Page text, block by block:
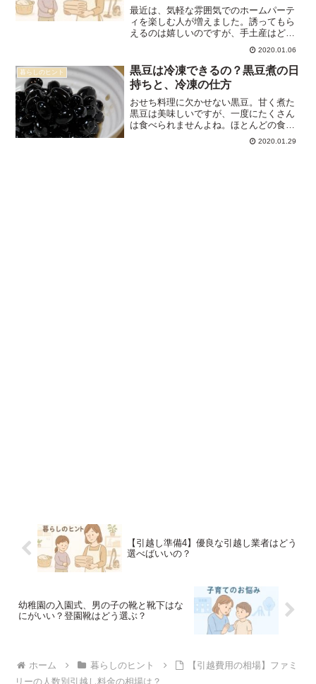
最近は、気軽な雰囲気でのホームパーテ
ィを楽しむ人が増えました。誘ってもら
えるのは嬉しいのですが、手土産はどの
ように選んだらいいのでしょうか？注意
したい点や子供がいる場合の配慮とはな
んでしょうか？ホームパーティーの手土
産におすすめ「フルーツ」...
2020.01.06
暮らしのヒント
黒豆は冷凍できるの？黒豆煮の日
持ちと、冷凍の仕方
おせち料理に欠かせない黒豆。甘く煮た
黒豆は美味しいですが、一度にたくさん
は食べられませんよね。ほとんどの食材
は冷凍することで日持ちが長くなると言
われますが、黒豆煮も冷凍できるのか気
2020.01.29
【引越し準備4】優良な引越し業者はどう
選べばいいの？
幼稚園の入園式、男の子の靴と靴下はな
にがいい？登園靴はどう選ぶ？
ホーム 暮らしのヒント
【引越費用の相場】ファミ
リーの人数別引越し料金の相場は？